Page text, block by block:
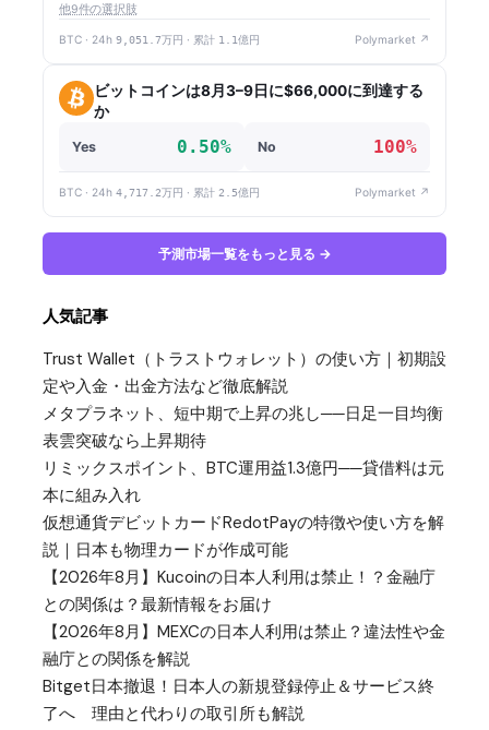
他9件の選択肢
BTC · 24h 9,051.7万円 · 累計 1.1億円 Polymarket ↗
ビットコインは8月3–9日に$66,000に到達する
か
Yes 0.50% No 100%
BTC · 24h 4,717.2万円 · 累計 2.5億円 Polymarket ↗
予測市場一覧をもっと見る →
人気記事
Trust Wallet（トラストウォレット）の使い方｜初期設
定や入金・出金方法など徹底解説
メタプラネット、短中期で上昇の兆し──日足一目均衡
表雲突破なら上昇期待
リミックスポイント、BTC運用益1.3億円──貸借料は元
本に組み入れ
仮想通貨デビットカードRedotPayの特徴や使い方を解
説｜日本も物理カードが作成可能
【2026年8月】Kucoinの日本人利用は禁止！？金融庁
との関係は？最新情報をお届け
【2026年8月】MEXCの日本人利用は禁止？違法性や金
融庁との関係を解説
Bitget日本撤退！日本人の新規登録停止＆サービス終
了へ 理由と代わりの取引所も解説